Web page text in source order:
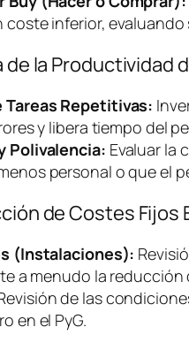
inferior,
la Productividad
Repetitivas:
y libera tiempo del
Polivalencia: Evaluar la
personal o que el
de Costes
(Instalaciones):
a menudo la reducción
de las
en el PyG.